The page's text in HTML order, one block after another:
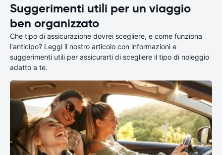
Suggerimenti utili per un viaggio
ben organizzato
Che tipo di assicurazione dovrei scegliere, e come funziona
l'anticipo? Leggi il nostro articolo con informazioni e
suggerimenti utili per assicurarti di scegliere il tipo di noleggio
adatto a te.